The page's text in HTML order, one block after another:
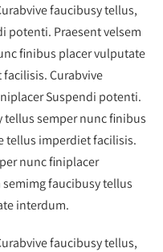
faucibusy tellus,
potenti. Praesent velsem
finibus placer vulputate
Curabvive
Suspendi potenti.
tellus semper nunc finibus
tellus imperdiet facilisis.
nunc finiplacer
faucibusy tellus
interdum.
faucibusy tellus,